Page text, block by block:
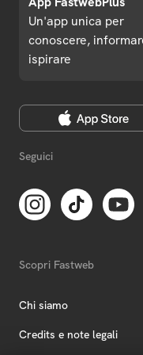
Un'app unica per
conoscere,
ispirare
Seguici
Scopri Fastweb
Chi siamo
Credits e note legali